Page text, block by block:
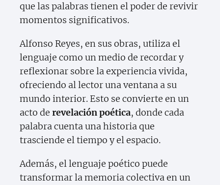
que las palabras tienen el poder de revivir
momentos significativos.
Alfonso Reyes, en sus obras, utiliza el
lenguaje como un medio de recordar y
reflexionar sobre la experiencia vivida,
ofreciendo al lector una ventana a su
mundo interior. Esto se convierte en un
acto de revelación poética, donde cada
palabra cuenta una historia que
trasciende el tiempo y el espacio.
Además, el lenguaje poético puede
transformar la memoria colectiva en un